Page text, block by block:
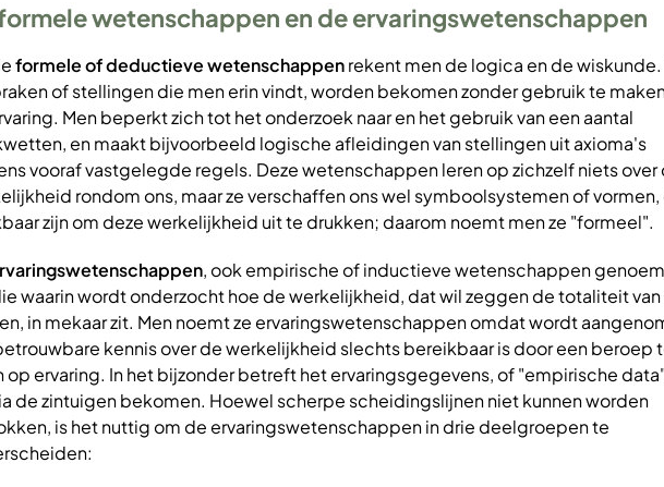
wetenschappen en de ervaringswetenschappen
formele of deductieve wetenschappenrekent men de logica en de wiskunde.
of stellingen die men erin vindt, worden bekomen zonder gebruik te
Men beperkt zich tot het onderzoek naar en het gebruik van een aantal
en maakt bijvoorbeeld logische afleidingen van stellingen uit axioma's
vooraf vastgelegde regels. Deze wetenschappen leren op zichzelf niets over
rondom ons, maar ze verschaffen ons wel symboolsystemen of vormen,
zijn om deze werkelijkheid uit te drukken; daarom noemt men ze "formeel".
, ook empirische of inductieve wetenschappen
waarin wordt onderzocht hoe de werkelijkheid, dat wil zeggen de totaliteit van
in mekaar zit. Men noemt ze ervaringswetenschappen omdat wordt
kennis over de werkelijkheid slechts bereikbaar is door een beroep
op ervaring. In het bijzonder betreft het ervaringsgegevens, of "empirische
de zintuigen bekomen. Hoewel scherpe scheidingslijnen niet kunnen worden
is het nuttig om de ervaringswetenschappen in drie deelgroepen te